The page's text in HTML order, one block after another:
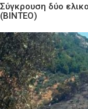
Σύγκρουση δύο
(ΒΙΝΤΕΟ)